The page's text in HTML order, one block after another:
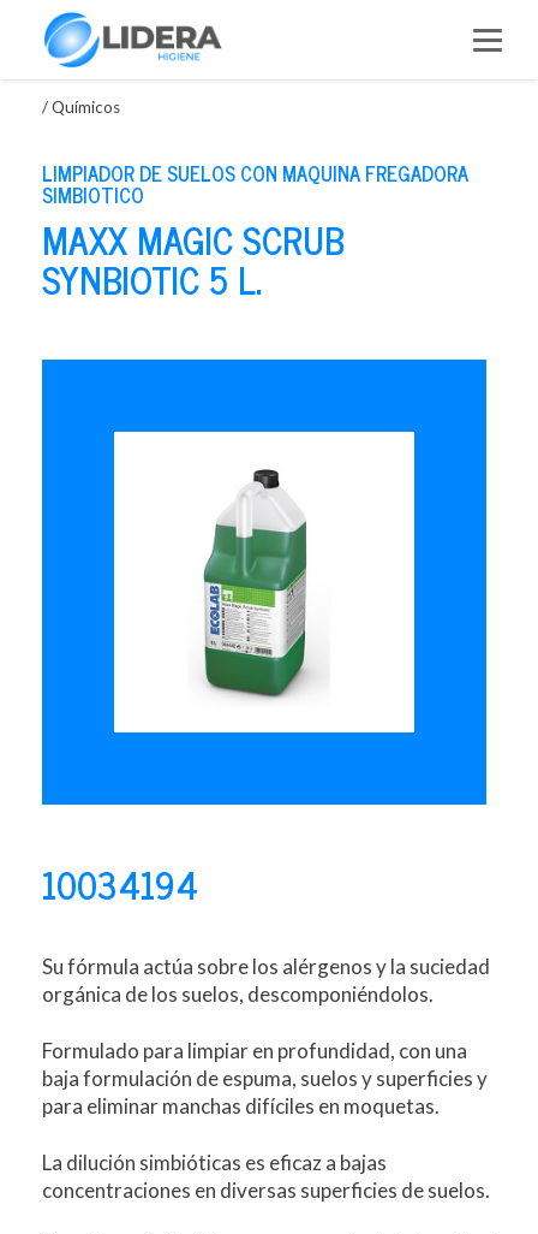
/Químicos
LIMPIADOR DE SUELOS CON MAQUINA FREGADORA
SIMBIOTICO
MAXX MAGIC SCRUB
SYNBIOTIC 5 L.
10034194
Su fórmula actúa sobre los alérgenos y la suciedad
orgánica de los suelos, descomponiéndolos.
Formulado para limpiar en profundidad, con una
baja formulación de espuma, suelos y superficies y
para eliminar manchas difíciles en moquetas.
La dilución simbióticas es eficaz a bajas
concentraciones en diversas superficies de suelos.